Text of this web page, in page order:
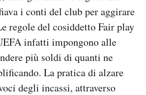
i conti del club per aggirare
regole del cosiddetto Fair play
infatti impongono alle
più soldi di quanti ne
La pratica di alzare
degli incassi, attraverso